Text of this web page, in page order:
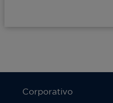
Corporativo